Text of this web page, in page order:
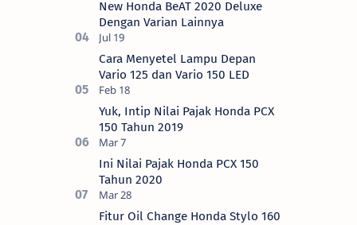
New Honda BeAT 2020 Deluxe
Dengan Varian Lainnya
Cara Menyetel Lampu Depan
Vario 125 dan Vario 150 LED
Yuk, Intip Nilai Pajak Honda PCX
150 Tahun 2019
Ini Nilai Pajak Honda PCX 150
Tahun 2020
Fitur Oil Change Honda Stylo 160